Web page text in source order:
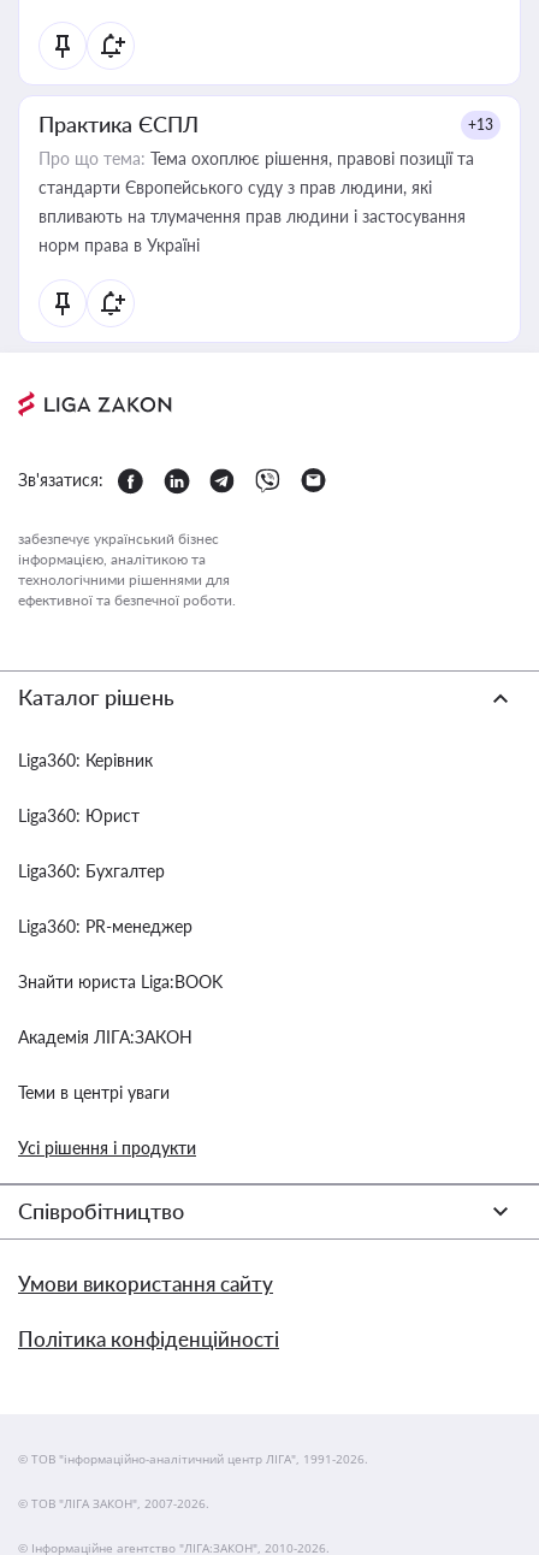
Практика ЄСПЛ +13
Про що тема: Тема охоплює рішення, правові позиції та
стандарти Європейського суду з прав людини, які
впливають на тлумачення прав людини і застосування
норм права в Україні
Зв'язатися:
забезпечує український бізнес
інформацією, аналітикою та
технологічними рішеннями для
ефективної та безпечної роботи.
Каталог рішень
Liga360: Керівник
Liga360: Юрист
Liga360: Бухгалтер
Liga360: PR-менеджер
Знайти юриста Liga:BOOK
Академія ЛІГА:ЗАКОН
Теми в центрі уваги
Усі рішення і продукти
Співробітництво
Умови використання сайту
Політика конфіденційності
© ТОВ "інформаційно-аналітичний центр ЛІГА", 1991-2026.
© ТОВ "ЛІГА ЗАКОН", 2007-2026.
© Інформаційне агентство "ЛІГА:ЗАКОН", 2010-2026.